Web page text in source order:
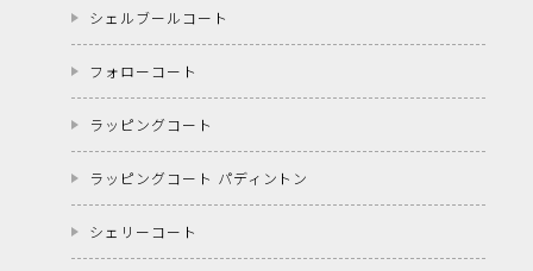
シェルブールコート
フォローコート
ラッピングコート
ラッピングコート パディントン
シェリーコート